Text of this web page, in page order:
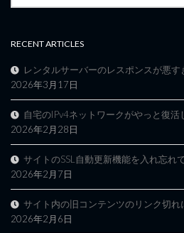
RECENT ARTICLES
レンタルサーバーのレスポンスが悪す
2026年3月17日
自宅のIPv4ネットワークがやっと復活
2026年2月28日
サイトのSSL自動更新機能を入れ忘れ
2026年2月7日
サイト内の旧コンテンツのリンク切れ
2026年2月6日